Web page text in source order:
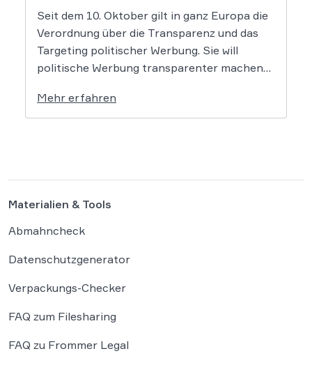
Seit dem 10. Oktober gilt in ganz Europa die
Verordnung über die Transparenz und das
Targeting politischer Werbung. Sie will
politische Werbung transparenter machen
sensibler Daten. Die Regierung will die
Verordnung in Deutschland nun ergänzen.
Mehr erfahren
Materialien & Tools
Abmahncheck
Datenschutzgenerator
Verpackungs-Checker
FAQ zum Filesharing
FAQ zu Frommer Legal